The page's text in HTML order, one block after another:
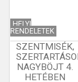
HELYI
RENDELETEK
SZENTMISÉK,
NAGYBÖJT 4.
HETÉBEN